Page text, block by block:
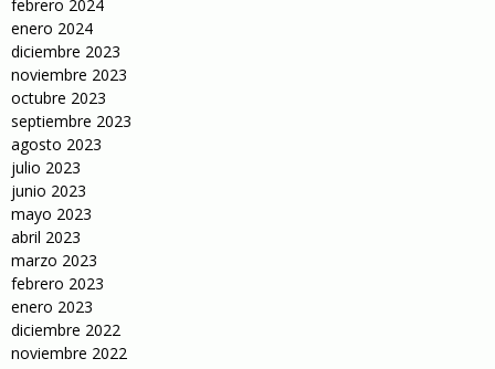
febrero 2024
enero 2024
diciembre 2023
noviembre 2023
octubre 2023
septiembre 2023
agosto 2023
julio 2023
junio 2023
mayo 2023
abril 2023
marzo 2023
febrero 2023
enero 2023
diciembre 2022
noviembre 2022